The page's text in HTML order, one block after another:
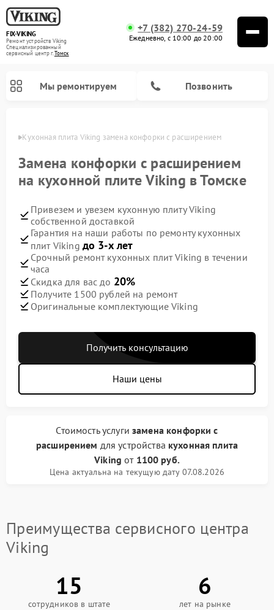
FIX-VIKING
Ремонт устройств Viking
Специализированный
cервисный центр г.Томск
+7 (382) 270-24-59
Ежедневно, с 10:00 до 20:00
Мы ремонтируем Позвонить
Кухонная плита Viking замена конфорки с расширением
Замена конфорки с расширением
на кухонной плите Viking в Томске
Привезем и увезем кухонную плиту Viking
собственной доставкой
Гарантия на наши работы по ремонту кухонных
плит Viking до 3-х лет
Срочный ремонт кухонных плит Viking в течении
часа
Скидка для вас до 20%
Получите 1500 рублей на ремонт
Оригинальные комплектующие Viking
Получить консультацию
Наши цены
Стоимость услуги замена конфорки с
расширением для устройства кухонная плита
Viking от 1100 руб.
Цена актуальна на текущую дату 07.08.2026
Преимущества сервисного центра
Viking
15
сотрудников в штате
6
лет на рынке